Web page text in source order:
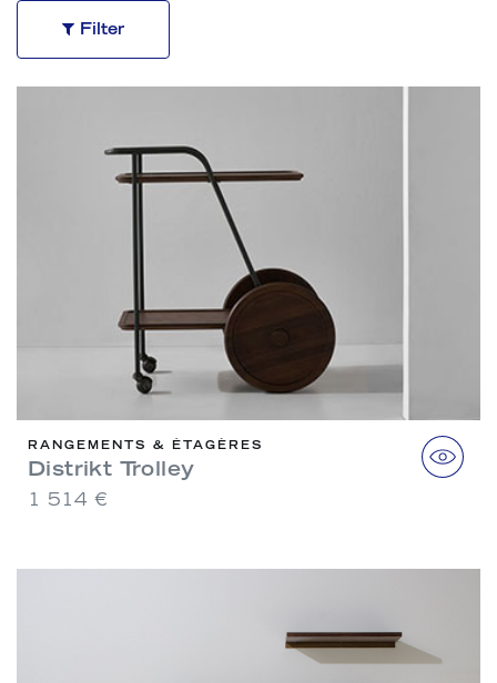
Filter
RANGEMENTS & ÉTAGÈRES
Distrikt Trolley
1 514 €